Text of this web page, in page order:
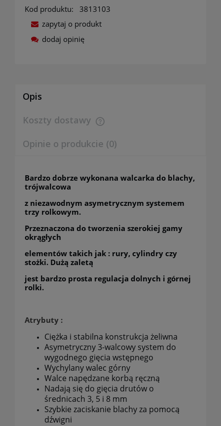
Kod produktu:
3813103
zapytaj o produkt
dodaj opinię
Opis
Koszty dostawy
Cena nie zawiera ewentualnych kosztów płatności
Opinie o produkcie (0)
Bardzo dobrze wykonana walcarka do blachy,
trójwalcowa
z niezawodnym asymetrycznym systemem
trzy rolkowym.
Przeznaczona do tworzenia szerokiej gamy
okrągłych
elementów takich jak : rury, cylindry czy
stożki. Dużą zaletą
jest bardzo prosta regulacja dolnych i górnej
rolki.
Atrybuty :
Ciężka i stabilna konstrukcja żeliwna
Asymetryczny 3-walcowy system do
wygodnego gięcia wstępnego
Wychylany walec górny
Walce napędzane korbą ręczną
Nadają się do gięcia drutów o
średnicach 3, 5 i 8 mm
Szybkie zaciskanie blachy za pomocą
dźwigni